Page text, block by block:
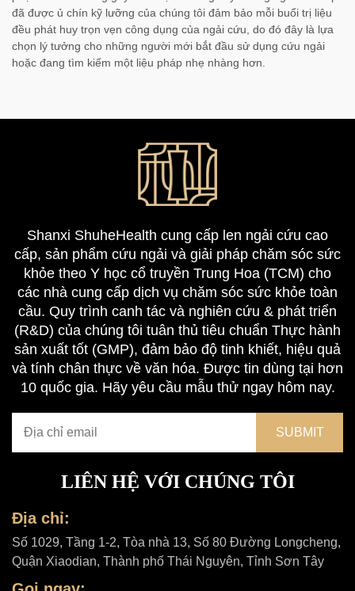
đã được ủ chín kỹ lưỡng của chúng tôi đảm bảo mỗi buổi trị liệu
đều phát huy trọn vẹn công dụng của ngải cứu, do đó đây là lựa
chọn lý tưởng cho những người mới bắt đầu sử dụng cứu ngải
hoặc đang tìm kiếm một liệu pháp nhẹ nhàng hơn.
Shanxi ShuheHealth cung cấp len ngải cứu cao
cấp, sản phẩm cứu ngải và giải pháp chăm sóc sức
khỏe theo Y học cổ truyền Trung Hoa (TCM) cho
các nhà cung cấp dịch vụ chăm sóc sức khỏe toàn
cầu. Quy trình canh tác và nghiên cứu & phát triển
(R&D) của chúng tôi tuân thủ tiêu chuẩn Thực hành
sản xuất tốt (GMP), đảm bảo độ tinh khiết, hiệu quả
và tính chân thực về văn hóa. Được tin dùng tại hơn
10 quốc gia. Hãy yêu cầu mẫu thử ngay hôm nay.
LIÊN HỆ VỚI CHÚNG TÔI
Địa chỉ:
Số 1029, Tầng 1-2, Tòa nhà 13, Số 80 Đường Longcheng,
Quận Xiaodian, Thành phố Thái Nguyên, Tỉnh Sơn Tây